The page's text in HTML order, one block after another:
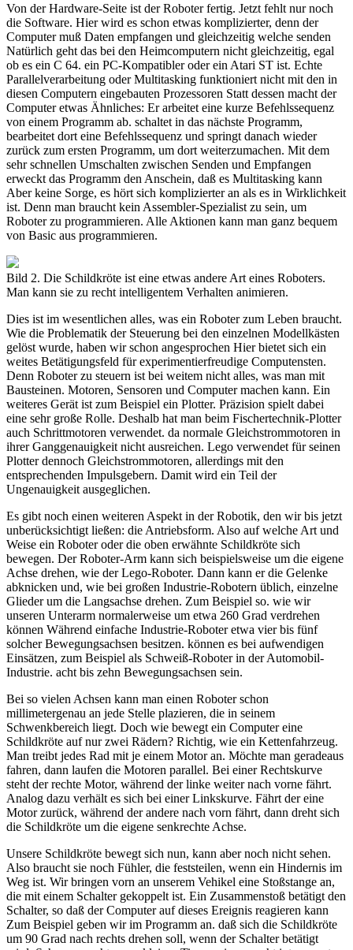
Von der Hardware-Seite ist der Roboter fertig. Jetzt fehlt nur noch
die Software. Hier wird es schon etwas komplizierter, denn der
Computer muß Daten empfangen und gleichzeitig welche senden
Natürlich geht das bei den Heimcomputern nicht gleichzeitig, egal
ob es ein C 64. ein PC-Kompatibler oder ein Atari ST ist. Echte
Parallelverarbeitung oder Multitasking funktioniert nicht mit den in
diesen Computern eingebauten Prozessoren Statt dessen macht der
Computer etwas Ähnliches: Er arbeitet eine kurze Befehlssequenz
von einem Programm ab. schaltet in das nächste Programm,
bearbeitet dort eine Befehlssequenz und springt danach wieder
zurück zum ersten Programm, um dort weiterzumachen. Mit dem
sehr schnellen Umschalten zwischen Senden und Empfangen
erweckt das Programm den Anschein, daß es Multitasking kann
Aber keine Sorge, es hört sich komplizierter an als es in Wirklichkeit
ist. Denn man braucht kein Assembler-Spezialist zu sein, um
Roboter zu programmieren. Alle Aktionen kann man ganz bequem
von Basic aus programmieren.
Bild 2. Die Schildkröte ist eine etwas andere Art eines Roboters.
Man kann sie zu recht intelligentem Verhalten animieren.
Dies ist im wesentlichen alles, was ein Roboter zum Leben braucht.
Wie die Problematik der Steuerung bei den einzelnen Modellkästen
gelöst wurde, haben wir schon angesprochen Hier bietet sich ein
weites Betätigungsfeld für experimentierfreudige Computensten.
Denn Roboter zu steuern ist bei weitem nicht alles, was man mit
Bausteinen. Motoren, Sensoren und Computer machen kann. Ein
weiteres Gerät ist zum Beispiel ein Plotter. Präzision spielt dabei
eine sehr große Rolle. Deshalb hat man beim Fischertechnik-Plotter
auch Schrittmotoren verwendet. da normale Gleichstrommotoren in
ihrer Ganggenauigkeit nicht ausreichen. Lego verwendet für seinen
Plotter dennoch Gleichstrommotoren, allerdings mit den
entsprechenden Impulsgebern. Damit wird ein Teil der
Ungenauigkeit ausgeglichen.
Es gibt noch einen weiteren Aspekt in der Robotik, den wir bis jetzt
unberücksichtigt ließen: die Antriebsform. Also auf welche Art und
Weise ein Roboter oder die oben erwähnte Schildkröte sich
bewegen. Der Roboter-Arm kann sich beispielsweise um die eigene
Achse drehen, wie der Lego-Roboter. Dann kann er die Gelenke
abknicken und, wie bei großen Industrie-Robotern üblich, einzelne
Glieder um die Langsachse drehen. Zum Beispiel so. wie wir
unseren Unterarm normalerweise um etwa 260 Grad verdrehen
können Während einfache Industrie-Roboter etwa vier bis fünf
solcher Bewegungsachsen besitzen. können es bei aufwendigen
Einsätzen, zum Beispiel als Schweiß-Roboter in der Automobil-
Industrie. acht bis zehn Bewegungsachsen sein.
Bei so vielen Achsen kann man einen Roboter schon
millimetergenau an jede Stelle plazieren, die in seinem
Schwenkbereich liegt. Doch wie bewegt ein Computer eine
Schildkröte auf nur zwei Rädern? Richtig, wie ein Kettenfahrzeug.
Man treibt jedes Rad mit je einem Motor an. Möchte man geradeaus
fahren, dann laufen die Motoren parallel. Bei einer Rechtskurve
steht der rechte Motor, während der linke weiter nach vorne fährt.
Analog dazu verhält es sich bei einer Linkskurve. Fährt der eine
Motor zurück, während der andere nach vorn fährt, dann dreht sich
die Schildkröte um die eigene senkrechte Achse.
Unsere Schildkröte bewegt sich nun, kann aber noch nicht sehen.
Also braucht sie noch Fühler, die feststeilen, wenn ein Hindernis im
Weg ist. Wir bringen vorn an unserem Vehikel eine Stoßstange an,
die mit einem Schalter gekoppelt ist. Ein Zusammenstoß betätigt den
Schalter, so daß der Computer auf dieses Ereignis reagieren kann
Zum Beispiel geben wir im Programm an. daß sich die Schildkröte
um 90 Grad nach rechts drehen soll, wenn der Schalter betätigt